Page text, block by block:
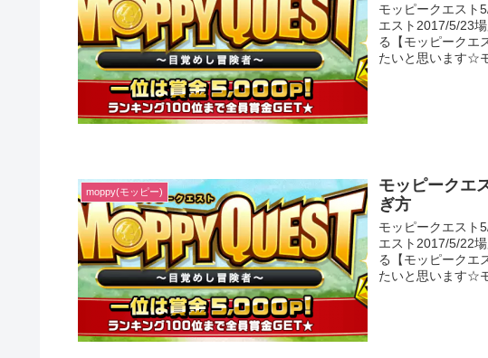
モッピークエスト
エスト2017/5/23
る【モッピークエ
たいと思います☆
moppy(モッピー)
モッピークエ
ぎ方
モッピークエスト
エスト2017/5/22
る【モッピークエ
たいと思います☆